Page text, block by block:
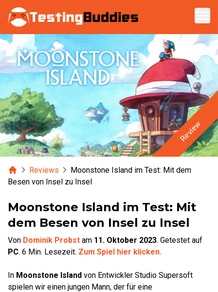
Zum Hauptinhalt springen
Review
HomeReviews
Moonstone Island im Test: Mit dem
Besen von Insel zu Insel
Moonstone Island im Test: Mit
dem Besen von Insel zu Insel
Von Dominik Probst am 11. Oktober 2023. Getestet auf
PC. 6 Min. Lesezeit. Zum Spiel hier klicken.
In Moonstone Island von Entwickler Studio Supersoft
spielen wir einen jungen Mann, der für eine